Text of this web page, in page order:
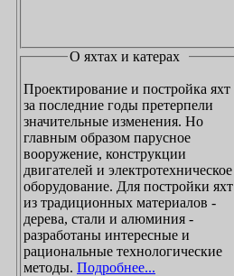
О яхтах и катерах
Проектирование и постройка яхт
за последние годы претерпели
значительные изменения. Но
главным образом парусное
вооружение, конструкции
двигателей и электротехническое
оборудование. Для постройки яхт
из традиционных материалов -
дерева, стали и алюминия -
разработаны интересные и
рациональные технологические
методы. Подробнее...